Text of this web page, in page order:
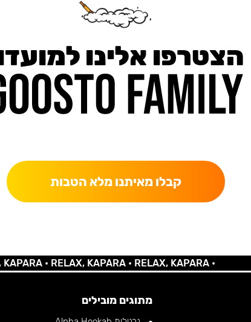
הצטרפו אלינו
קבלו מאיתנו מלא הטבות
•RELAX, KAPARA •RELAX, KAPARA •
מתוגים מובילים